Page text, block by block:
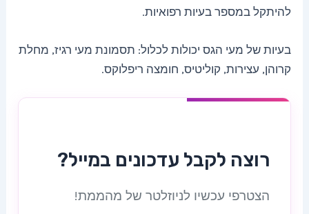
להיתקל במספר בעיות רפואיות.
בעיות של מעי הגס יכולות לכלול: תסמונת מעי רגיז, מחלת
קרוהן, עצירות, קוליטיס, חומצה ריפלוקס.
רוצה לקבל עדכונים במייל?
הצטרפי עכשיו לניוזלטר של מהממת!